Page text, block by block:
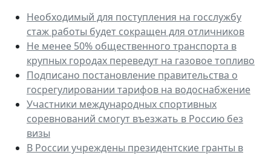
Необходимый для поступления на госслужбу
стаж работы будет сокращен для отличников
Не менее 50% общественного транспорта в
крупных городах переведут на газовое топливо
Подписано постановление правительства о
госрегулировании тарифов на водоснабжение
Участники международных спортивных
соревнований смогут въезжать в Россию без
визы
В России учреждены президентские гранты в